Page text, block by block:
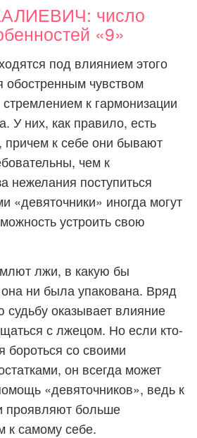
число
«9»
под влиянием этого
обостренным чувством
к гармонизации
У них, как правило, есть
причем к себе они бывают
чем к
нежелания поступиться
«девяточники» иногда могут
устроить свою
лжи, в какую бы
ни была упакована. Вряд
судьбу оказывает влияние
с лжецом. Но если кто-
бороться со своими
он всегда может
«девяточников», ведь к
проявляют больше
к самому себе.